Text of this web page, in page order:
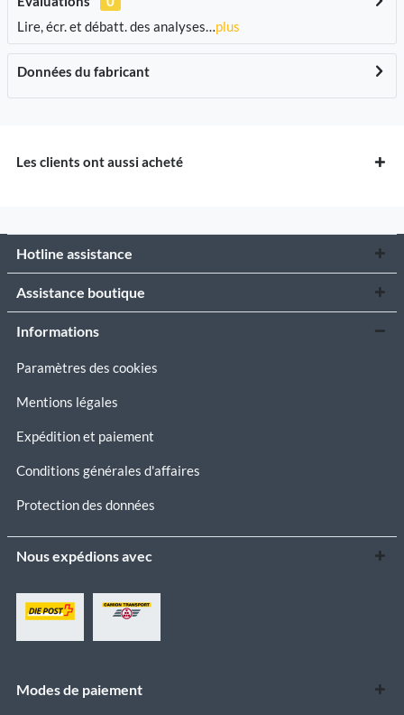
Lire, écr. et débatt. des analyses…plus
Données du fabricant
Les clients ont aussi acheté
Hotline assistance
Assistance boutique
Informations
Paramètres des cookies
Mentions légales
Expédition et paiement
Conditions générales d'affaires
Protection des données
Nous expédions avec
Modes de paiement